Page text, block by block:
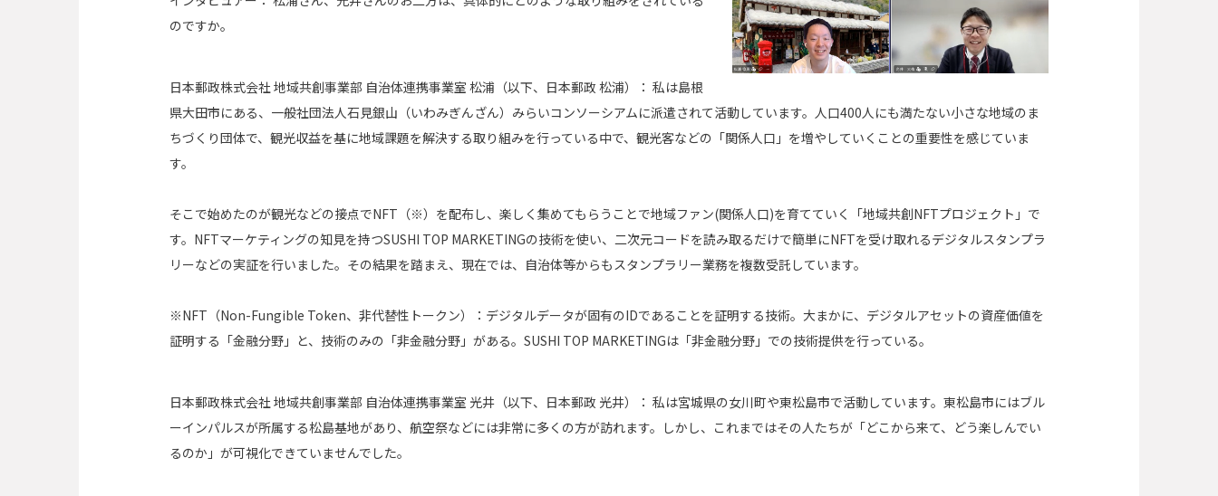
のですか。
日本郵政株式会社 地域共創事業部 自治体連携事業室 松浦（以下、日本郵政 松浦）： 私は島根
県大田市にある、一般社団法人石見銀山（いわみぎんざん）みらいコンソーシアムに派遣されて活動しています。人口400人にも満たない小さな地域のま
ちづくり団体で、観光収益を基に地域課題を解決する取り組みを行っている中で、観光客などの「関係人口」を増やしていくことの重要性を感じていま
す。
そこで始めたのが観光などの接点でNFT（※）を配布し、楽しく集めてもらうことで地域ファン(関係人口)を育てていく「地域共創NFTプロジェクト」で
す。NFTマーケティングの知見を持つSUSHI TOP MARKETINGの技術を使い、二次元コードを読み取るだけで簡単にNFTを受け取れるデジタルスタンプラ
リーなどの実証を行いました。その結果を踏まえ、現在では、自治体等からもスタンプラリー業務を複数受託しています。
※NFT（Non-Fungible Token、非代替性トークン）：デジタルデータが固有のIDであることを証明する技術。大まかに、デジタルアセットの資産価値を
証明する「金融分野」と、技術のみの「非金融分野」がある。SUSHI TOP MARKETINGは「非金融分野」での技術提供を行っている。
日本郵政株式会社 地域共創事業部 自治体連携事業室 光井（以下、日本郵政 光井）： 私は宮城県の女川町や東松島市で活動しています。東松島市にはブル
ーインパルスが所属する松島基地があり、航空祭などには非常に多くの方が訪れます。しかし、これまではその人たちが「どこから来て、どう楽しんでい
るのか」が可視化できていませんでした。